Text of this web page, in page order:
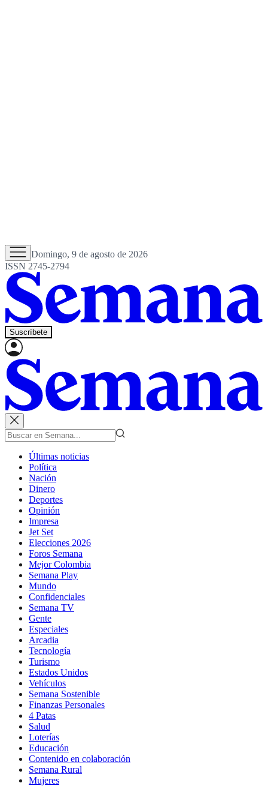
Domingo, 9 de agosto de 2026
ISSN 2745-2794
Suscríbete
Últimas noticias
Política
Nación
Dinero
Deportes
Opinión
Impresa
Jet Set
Elecciones 2026
Foros Semana
Mejor Colombia
Semana Play
Mundo
Confidenciales
Semana TV
Gente
Especiales
Arcadia
Tecnología
Turismo
Estados Unidos
Vehículos
Semana Sostenible
Finanzas Personales
4 Patas
Salud
Loterías
Educación
Contenido en colaboración
Semana Rural
Mujeres